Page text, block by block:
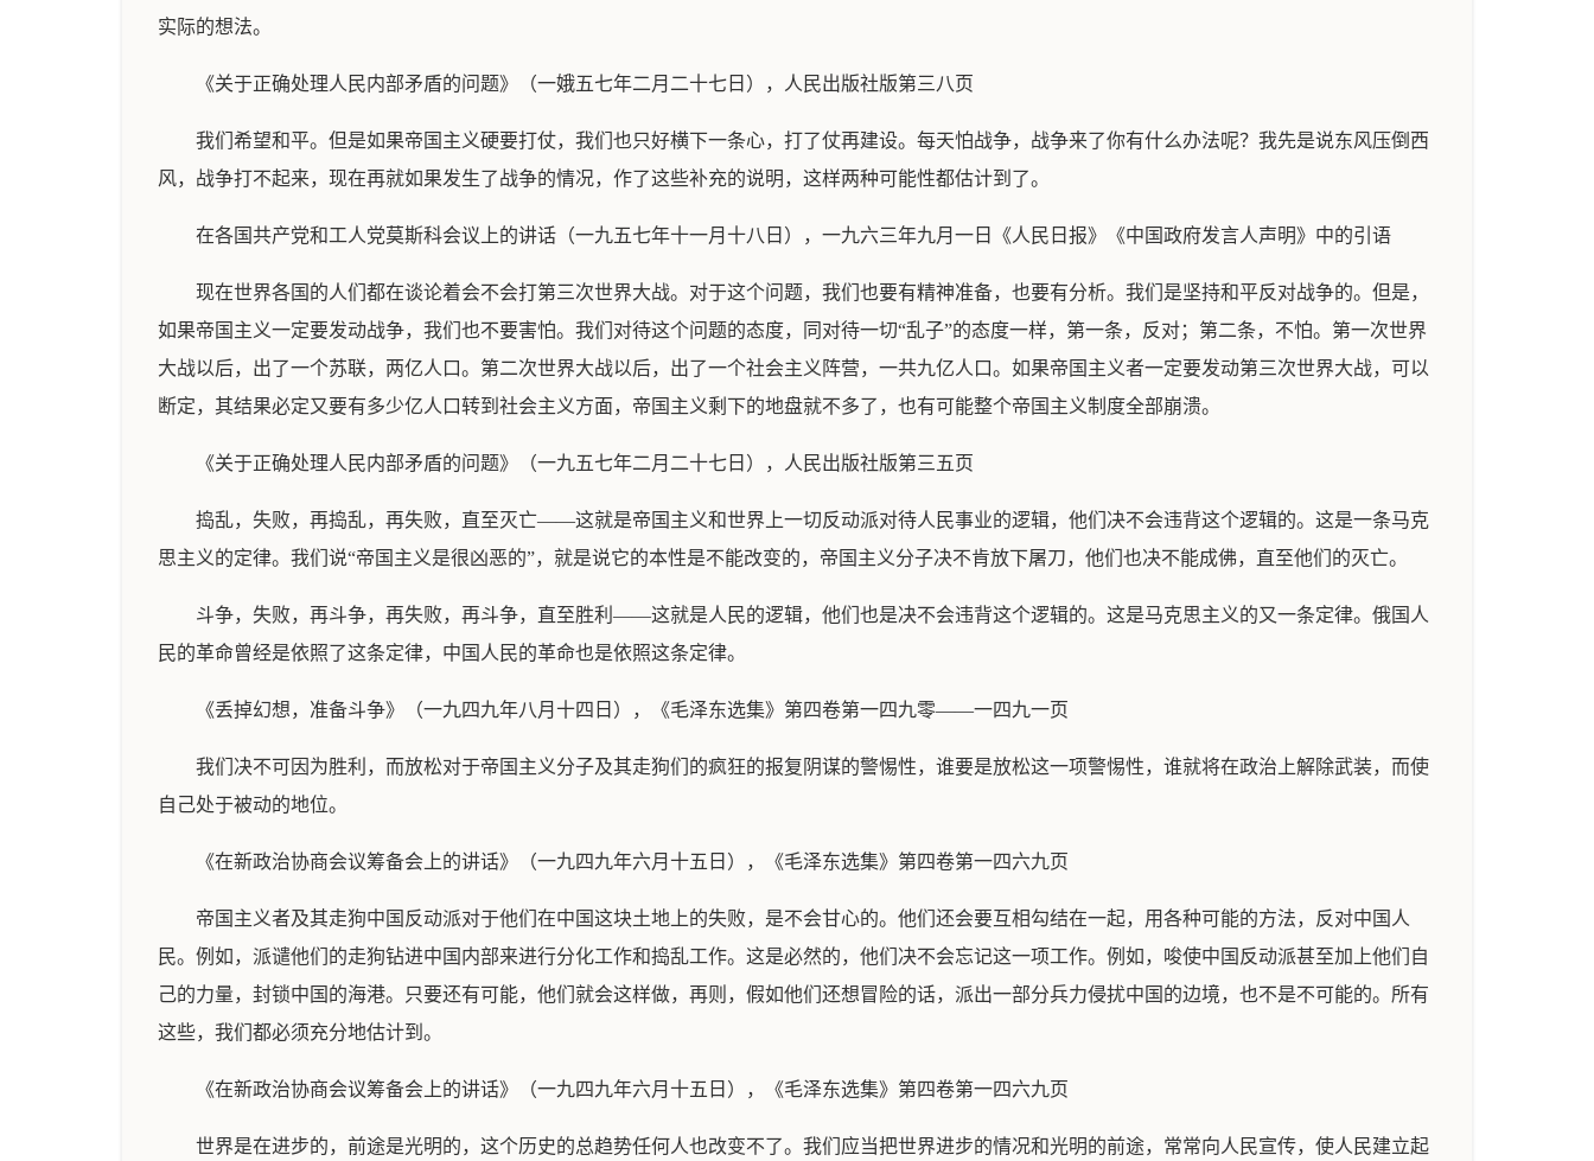
实际的想法。
《关于正确处理人民内部矛盾的问题》（一娥五七年二月二十七日），人民出版社版第三八页
我们希望和平。但是如果帝国主义硬要打仗，我们也只好横下一条心，打了仗再建设。每天怕战争，战争来了你有什么办法呢？我先是说东风压倒西
风，战争打不起来，现在再就如果发生了战争的情况，作了这些补充的说明，这样两种可能性都估计到了。
在各国共产党和工人党莫斯科会议上的讲话（一九五七年十一月十八日），一九六三年九月一日《人民日报》《中国政府发言人声明》中的引语
现在世界各国的人们都在谈论着会不会打第三次世界大战。对于这个问题，我们也要有精神准备，也要有分析。我们是坚持和平反对战争的。但是，
如果帝国主义一定要发动战争，我们也不要害怕。我们对待这个问题的态度，同对待一切“乱子”的态度一样，第一条，反对；第二条，不怕。第一次世界
大战以后，出了一个苏联，两亿人口。第二次世界大战以后，出了一个社会主义阵营，一共九亿人口。如果帝国主义者一定要发动第三次世界大战，可以
断定，其结果必定又要有多少亿人口转到社会主义方面，帝国主义剩下的地盘就不多了，也有可能整个帝国主义制度全部崩溃。
《关于正确处理人民内部矛盾的问题》（一九五七年二月二十七日），人民出版社版第三五页
捣乱，失败，再捣乱，再失败，直至灭亡——这就是帝国主义和世界上一切反动派对待人民事业的逻辑，他们决不会违背这个逻辑的。这是一条马克
思主义的定律。我们说“帝国主义是很凶恶的”，就是说它的本性是不能改变的，帝国主义分子决不肯放下屠刀，他们也决不能成佛，直至他们的灭亡。
斗争，失败，再斗争，再失败，再斗争，直至胜利——这就是人民的逻辑，他们也是决不会违背这个逻辑的。这是马克思主义的又一条定律。俄国人
民的革命曾经是依照了这条定律，中国人民的革命也是依照这条定律。
《丢掉幻想，准备斗争》（一九四九年八月十四日），《毛泽东选集》第四卷第一四九零——一四九一页
我们决不可因为胜利，而放松对于帝国主义分子及其走狗们的疯狂的报复阴谋的警惕性，谁要是放松这一项警惕性，谁就将在政治上解除武装，而使
自己处于被动的地位。
《在新政治协商会议筹备会上的讲话》（一九四九年六月十五日），《毛泽东选集》第四卷第一四六九页
帝国主义者及其走狗中国反动派对于他们在中国这块土地上的失败，是不会甘心的。他们还会要互相勾结在一起，用各种可能的方法，反对中国人
民。例如，派谴他们的走狗钻进中国内部来进行分化工作和捣乱工作。这是必然的，他们决不会忘记这一项工作。例如，唆使中国反动派甚至加上他们自
己的力量，封锁中国的海港。只要还有可能，他们就会这样做，再则，假如他们还想冒险的话，派出一部分兵力侵扰中国的边境，也不是不可能的。所有
这些，我们都必须充分地估计到。
《在新政治协商会议筹备会上的讲话》（一九四九年六月十五日），《毛泽东选集》第四卷第一四六九页
世界是在进步的，前途是光明的，这个历史的总趋势任何人也改变不了。我们应当把世界进步的情况和光明的前途，常常向人民宣传，使人民建立起